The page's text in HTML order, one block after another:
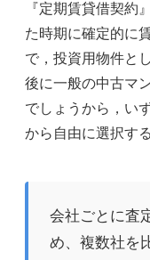
『定期賃貸借契約
た時期に確定的に
で，投資用物件と
後に一般の中古マ
でしょうから，い
から自由に選択す
会社ごとに査
め、複数社を